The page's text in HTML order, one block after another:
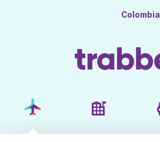
Colombia